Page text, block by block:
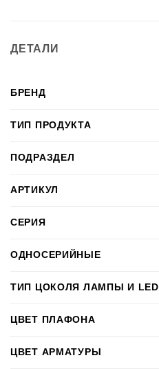
ДЕТАЛИ
БРЕНД
ТИП ПРОДУКТА
ПОДРАЗДЕЛ
АРТИКУЛ
СЕРИЯ
ОДНОСЕРИЙНЫЕ
ТИП ЦОКОЛЯ ЛАМПЫ И LED
ЦВЕТ ПЛАФОНА
ЦВЕТ АРМАТУРЫ